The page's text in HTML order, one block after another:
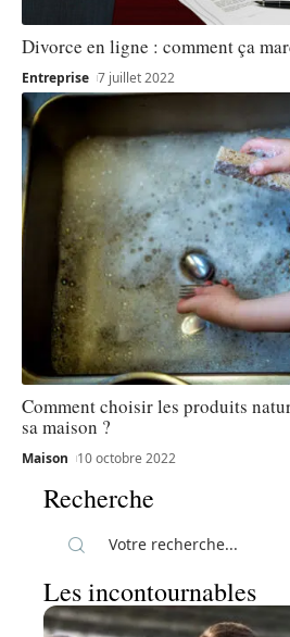
Divorce en ligne : comment ça
Entreprise 7 juillet 2022
Comment choisir les produits
sa maison ?
Maison 10 octobre 2022
Recherche
Les incontournables